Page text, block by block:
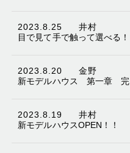
2023.8.25
井村
目で見て手で触って選べる！
2023.8.20
金野
新モデルハウス 第一章 完
2023.8.19
井村
新モデルハウスOPEN！！